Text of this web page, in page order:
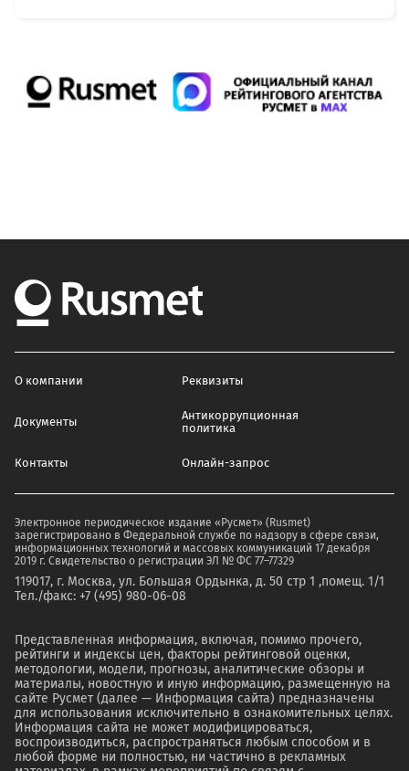
О компании Реквизиты
Документы
Антикоррупционная
политика
Контакты Онлайн-запрос
Электронное периодическое издание «Русмет» (Rusmet)
зарегистрировано в Федеральной службе по надзору в сфере связи,
информационных технологий и массовых коммуникаций 17 декабря
2019 г. Свидетельство о регистрации ЭЛ № ФС 77–77329
119017, г. Москва, ул. Большая Ордынка, д. 50 стр 1 ,помещ. 1/1
Тел./факс: +7 (495) 980-06-08
Представленная информация, включая, помимо прочего,
рейтинги и индексы цен, факторы рейтинговой оценки,
методологии, модели, прогнозы, аналитические обзоры и
материалы, новостную и иную информацию, размещенную на
сайте Русмет (далее — Информация сайта) предназначены
для использования исключительно в ознакомительных целях.
Информация сайта не может модифицироваться,
воспроизводиться, распространяться любым способом и в
любой форме ни полностью, ни частично в рекламных